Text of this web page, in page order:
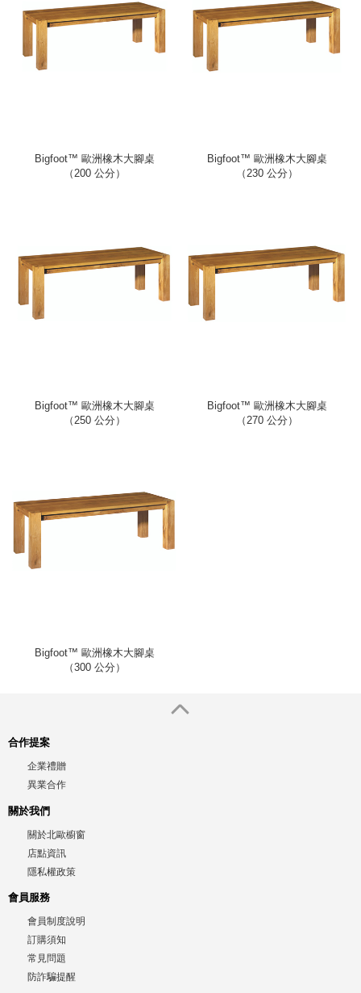
Bigfoot™ 歐洲橡木大腳桌
（200 公分）
Bigfoot™ 歐洲橡木大腳桌
（230 公分）
Bigfoot™ 歐洲橡木大腳桌
（250 公分）
Bigfoot™ 歐洲橡木大腳桌
（270 公分）
Bigfoot™ 歐洲橡木大腳桌
（300 公分）
合作提案
企業禮贈
異業合作
關於我們
關於北歐櫥窗
店點資訊
隱私權政策
會員服務
會員制度說明
訂購須知
常見問題
防詐騙提醒